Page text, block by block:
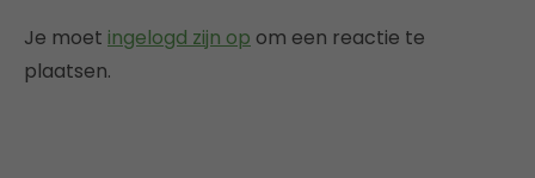
Je moet ingelogd zijn op om een reactie te
plaatsen.